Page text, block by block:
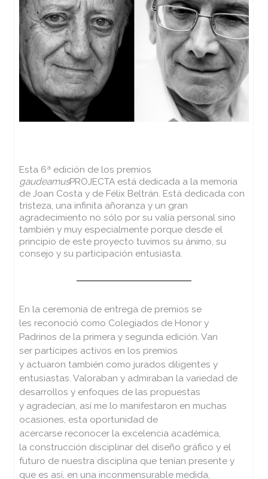
Esta 6ª edición de los premios
gaudeamusPROJECTA está dedicada a la memoria
de Joan Costa y de Félix Beltrán. Está dedicada con
tristeza, una infinita añoranza y un gran
agradecimiento no sólo por su valía personal sino
también y muy especialmente porque desde el
principio de este proyecto tuvimos su ánimo, su
consejo y su participación entusiasta.
En la ceremonia de entrega de premios se
les reconoció como Colegiados de Honor y
Padrinos de la primera y segunda edición. Van
ser partícipes activos en los premios
y actuaron también como jurados diligentes y
entusiastas. Valoraban y admiraban la variedad de
desarrollos y enfoques de las propuestas
y agradecían, así me lo manifestaron en muchas
ocasiones, esta oportunidad de
acercarse reconocer la excelencia académica,
la construcción disciplinar del diseño gráfico y el
futuro de nuestra disciplina que tenían presente y
que es así, en una inconmensurable medida,